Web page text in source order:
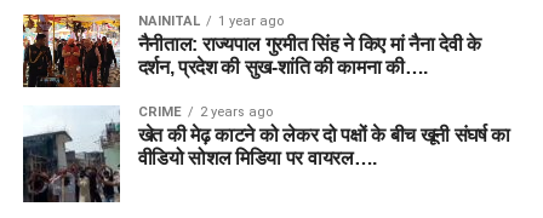
NAINITAL 1 year ago
नैनीताल: राज्यपाल गुरमीत सिंह ने किए मां नैना देवी के
दर्शन, प्रदेश की सुख-शांति की कामना की….
CRIME 2 years ago
खेत की मेढ़ काटने को लेकर दो पक्षों के बीच खूनी संघर्ष का
वीडियो सोशल मिडिया पर वायरल….